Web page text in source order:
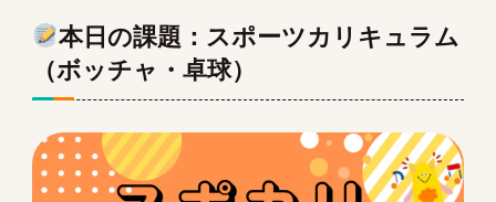
本日の課題：スポーツカリキュラム
（ボッチャ・卓球）